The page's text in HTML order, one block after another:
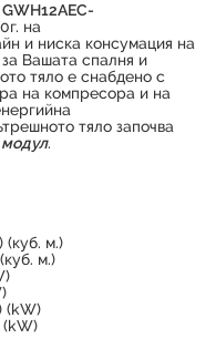
в количката
на
и ниска консумация на
Вашата спалня и
тяло е снабдено с
на компресора и на
тяло започва
модул.
м.)
м.)
(kW)
(kW)